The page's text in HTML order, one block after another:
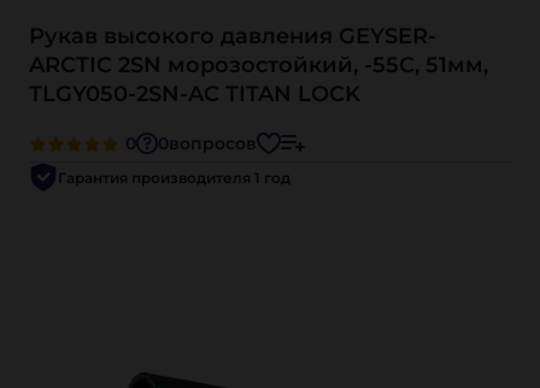
Рукав высокого давления GEYSER-
ARCTIC 2SN морозостойкий, -55С, 51мм,
TLGY050-2SN-AC TITAN LOCK
0 0вопросов
Гарантия производителя 1 год